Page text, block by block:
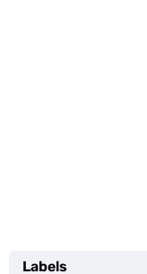
Labels